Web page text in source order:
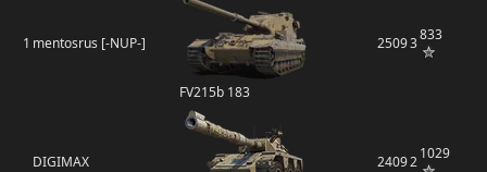
1 mentosrus [-NUP-]
FV215b 183
25093833
DIGIMAX 240921029